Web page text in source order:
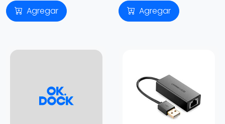
Agregar Agregar